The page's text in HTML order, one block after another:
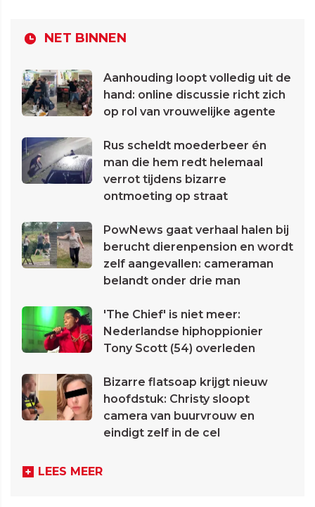
NET BINNEN
Aanhouding loopt volledig uit de
hand: online discussie richt zich
op rol van vrouwelijke agente
Rus scheldt moederbeer én
man die hem redt helemaal
verrot tijdens bizarre
ontmoeting op straat
PowNews gaat verhaal halen bij
berucht dierenpension en wordt
zelf aangevallen: cameraman
belandt onder drie man
'The Chief' is niet meer:
Nederlandse hiphoppionier
Tony Scott (54) overleden
Bizarre flatsoap krijgt nieuw
hoofdstuk: Christy sloopt
camera van buurvrouw en
eindigt zelf in de cel
LEES MEER